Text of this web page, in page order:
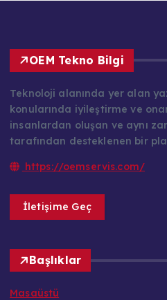
OEM Tekno Bilgi
Teknoloji alanında yer alan
konularında iyileştirme ve
insanlardan oluşan ve aynı
tarafından desteklenen bir
https://oemservis.com/
İletişime Geç
Başlıklar
Masaüstü